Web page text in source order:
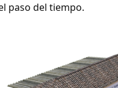
paso del tiempo.